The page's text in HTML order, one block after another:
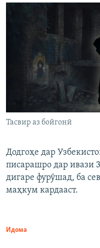
Тасвир аз бойгонӣ
Додгоҳе дар
писарашро дар ивази
дигаре фурӯшад, ба
маҳкум кардааст.
Идома